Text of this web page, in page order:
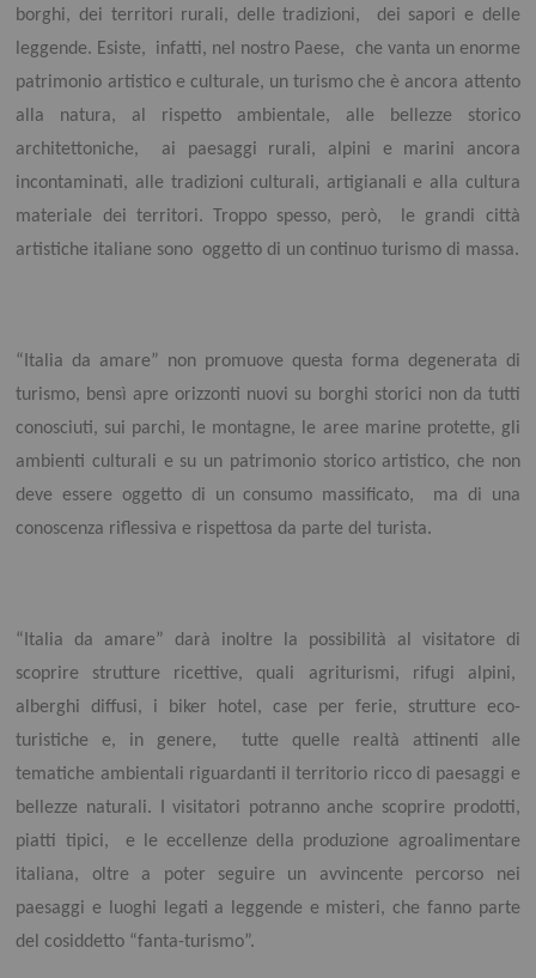
borghi, dei territori rurali, delle tradizioni, dei sapori e delle
leggende. Esiste, infatti, nel nostro Paese, che vanta un enorme
patrimonio artistico e culturale, un turismo che è ancora attento
alla natura, al rispetto ambientale, alle bellezze storico
architettoniche, ai paesaggi rurali, alpini e marini ancora
incontaminati, alle tradizioni culturali, artigianali e alla cultura
materiale dei territori. Troppo spesso, però, le grandi città
artistiche italiane sono oggetto di un continuo turismo di massa.
“Italia da amare” non promuove questa forma degenerata di
turismo, bensì apre orizzonti nuovi su borghi storici non da tutti
conosciuti, sui parchi, le montagne, le aree marine protette, gli
ambienti culturali e su un patrimonio storico artistico, che non
deve essere oggetto di un consumo massificato, ma di una
conoscenza riflessiva e rispettosa da parte del turista.
“Italia da amare” darà inoltre la possibilità al visitatore di
scoprire strutture ricettive, quali agriturismi, rifugi alpini,
alberghi diffusi, i biker hotel, case per ferie, strutture eco-
turistiche e, in genere, tutte quelle realtà attinenti alle
tematiche ambientali riguardanti il territorio ricco di paesaggi e
bellezze naturali. I visitatori potranno anche scoprire prodotti,
piatti tipici, e le eccellenze della produzione agroalimentare
italiana, oltre a poter seguire un avvincente percorso nei
paesaggi e luoghi legati a leggende e misteri, che fanno parte
del cosiddetto “fanta-turismo”.